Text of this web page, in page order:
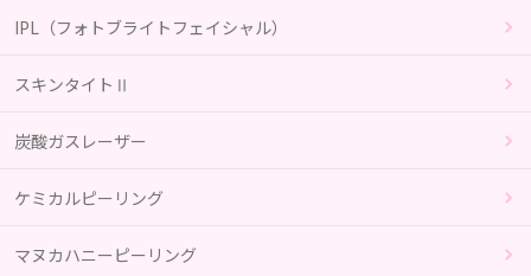
IPL（フォトブライトフェイシャル）
スキンタイトⅡ
炭酸ガスレーザー
ケミカルピーリング
マヌカハニーピーリング